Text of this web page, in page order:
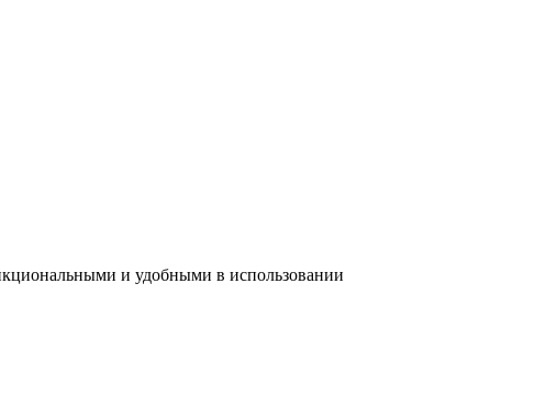
и удобными в использовании